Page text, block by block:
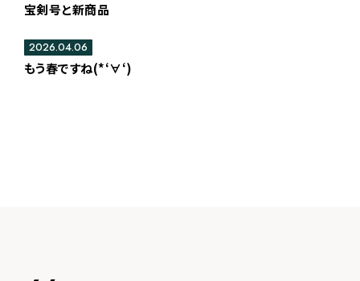
宝剣号と新商品
もう春ですね(*‘∀‘)
2026.04.06